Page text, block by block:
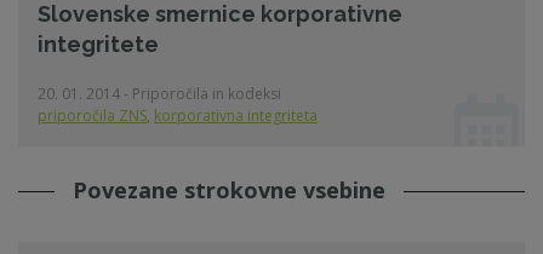
Slovenske smernice korporativne
integritete
20. 01. 2014 - Priporočila in kodeksi
priporočila ZNS, korporativna integriteta
Povezane strokovne vsebine